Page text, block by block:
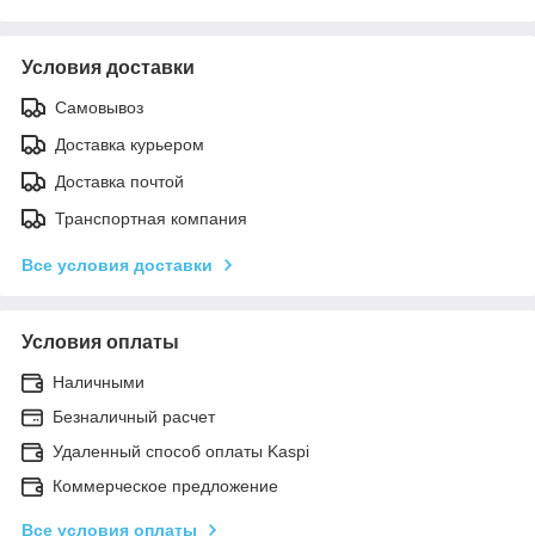
Условия доставки
Самовывоз
Доставка курьером
Доставка почтой
Транспортная компания
Все условия доставки
Условия оплаты
Наличными
Безналичный расчет
Удаленный способ оплаты Kaspi
Коммерческое предложение
Все условия оплаты